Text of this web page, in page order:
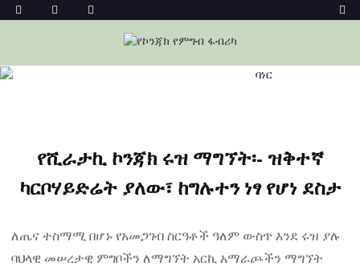
መነሻ ዜና
የሺራታኪ ኮንጃክ ሩዝ ማግኘት፡- ዝቅተኛ ካርቦሃይድሬት
የሺራታኪ ኮንጃክ ሩዝ ማግኘት፡- ዝቅተኛ
ካርቦሃይድሬት ያለው፣ ከግሉተን ነፃ የሆነ ደስታ
ለጤና ተስማሚ በሆኑ የአመጋገብ ስርዓቶች ዓለም ውስጥ እንደ ሩዝ ያሉ
ባህላዊ መሠረታዊ ምግቦችን ለማግኘት አርኪ አማራጮችን ማግኘት